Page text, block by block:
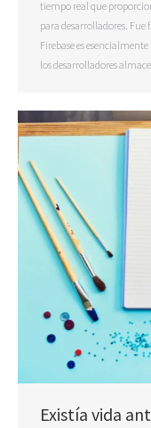
tiempo real que
para desarrolladores. Fue
Firebase es
los desarrolladores
Existía vida